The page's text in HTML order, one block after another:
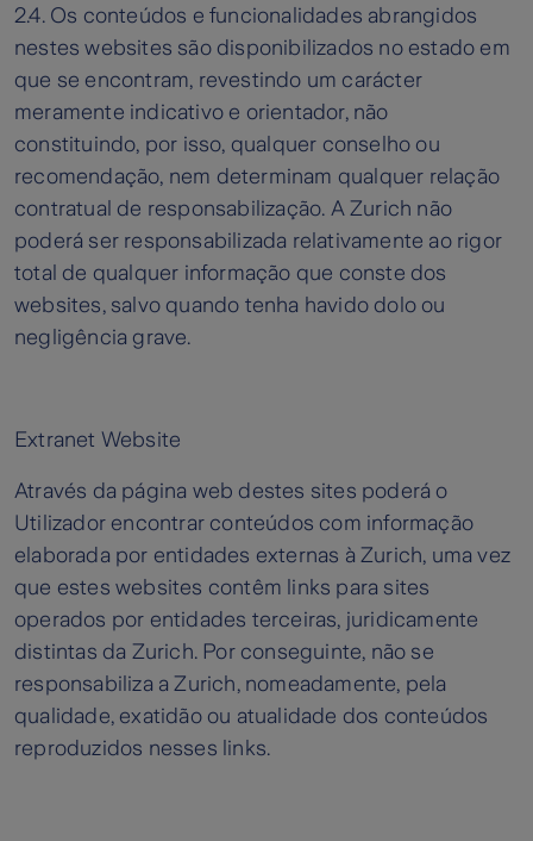
2.4. Os conteúdos e funcionalidades abrangidos
nestes websites são disponibilizados no estado em
que se encontram, revestindo um carácter
meramente indicativo e orientador, não
constituindo, por isso, qualquer conselho ou
recomendação, nem determinam qualquer relação
contratual de responsabilização. A Zurich não
poderá ser responsabilizada relativamente ao rigor
total de qualquer informação que conste dos
websites, salvo quando tenha havido dolo ou
negligência grave.
Extranet Website
Através da página web destes sites poderá o
Utilizador encontrar conteúdos com informação
elaborada por entidades externas à Zurich, uma vez
que estes websites contêm links para sites
operados por entidades terceiras, juridicamente
distintas da Zurich. Por conseguinte, não se
responsabiliza a Zurich, nomeadamente, pela
qualidade, exatidão ou atualidade dos conteúdos
reproduzidos nesses links.